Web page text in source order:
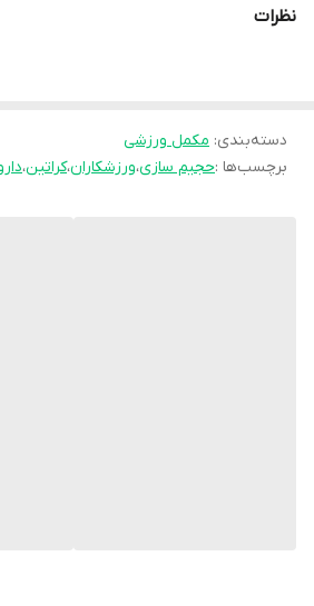
دارای اثر
نظرات
دسته‌بندی: مکمل ورزشی
برچسب‌ها :حجیم سازی،ورزشکاران،کراتین،